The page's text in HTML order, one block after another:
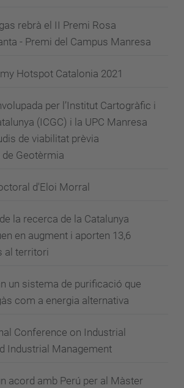
rebrà el II Premi Rosa
- Premi del Campus Manresa
Hotspot Catalonia 2021
per l’Institut Cartogràfic i
(ICGC) i la UPC Manresa
de viabilitat prèvia
de Geotèrmia
d'Eloi Morral
la recerca de la Catalunya
en augment i aporten 13,6
al territori
un sistema de purificació que
com a energia alternativa
Conference on Industrial
Industrial Management
acord amb Perú per al Màster